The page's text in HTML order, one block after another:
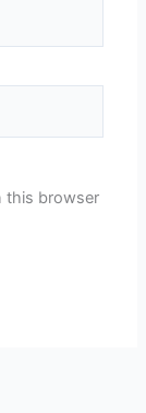
this browser